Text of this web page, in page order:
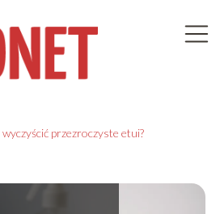
wyczyścić przezroczyste etui?